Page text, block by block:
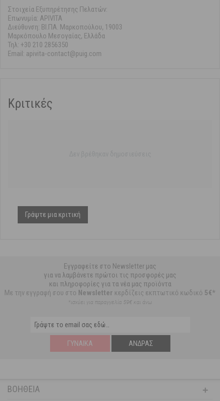
Στοιχεία Εξυπηρέτησης Πελατών:
Επωνυμία: APIVITA
Διεύθυνση: ΒΙ.ΠΑ. Μαρκοπούλου, 19003
Μαρκόπουλο Μεσογαίας, Ελλάδα
Τηλ: +30 210 2856350
Email: apivita-contact@puig.com
Κριτικές
Γράψτε μια κριτική
Εγγραφείτε στο Newsletter μας
για να λαμβάνετε πρώτοι τις προσφορές μας
και πληροφορίες για τα νέα μας προϊόντα
Με την εγγραφή σου στο Newsletter κερδίζεις εκπτωτικό κωδικό 5€*
*ισχύει για παραγγελία 59€ και άνω
ΓΥΝΑΊΚΑ ΆΝΔΡΑΣ
ΒΟΉΘΕΙΑ